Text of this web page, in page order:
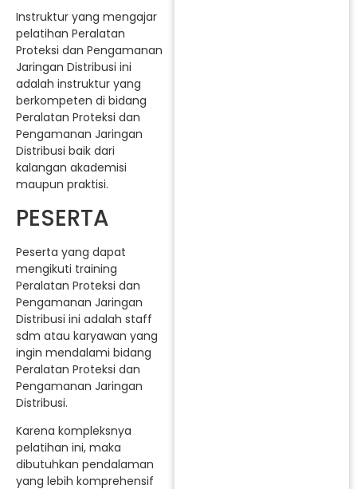
Instruktur yang mengajar
pelatihan Peralatan
Proteksi dan Pengamanan
Jaringan Distribusi ini
adalah instruktur yang
berkompeten di bidang
Peralatan Proteksi dan
Pengamanan Jaringan
Distribusi baik dari
kalangan akademisi
maupun praktisi.
PESERTA
Peserta yang dapat
mengikuti training
Peralatan Proteksi dan
Pengamanan Jaringan
Distribusi ini adalah staff
sdm atau karyawan yang
ingin mendalami bidang
Peralatan Proteksi dan
Pengamanan Jaringan
Distribusi.
Karena kompleksnya
pelatihan ini, maka
dibutuhkan pendalaman
yang lebih komprehensif